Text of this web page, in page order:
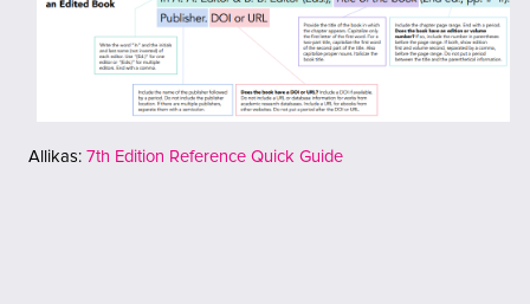
Allikas: 7th Edition Reference Quick Guide